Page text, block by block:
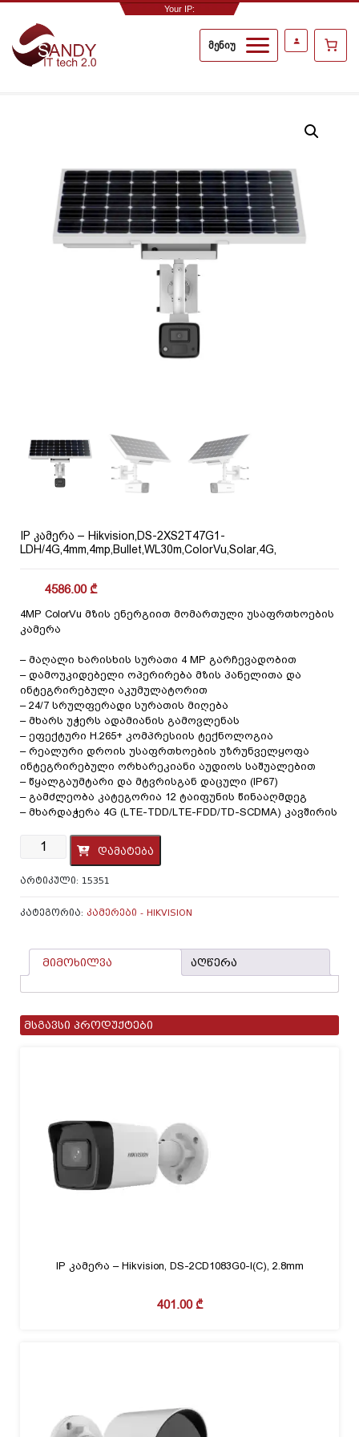
Your IP:
მენიუ
IP კამერა – Hikvision,DS-2XS2T47G1-
LDH/4G,4mm,4mp,Bullet,WL30m,ColorVu,Solar,4G,
4586.00₾
4MP ColorVu მზის ენერგიით მომართული უსაფრთხოების
კამერა
– მაღალი ხარისხის სურათი 4 MP გარჩევადობით
– დამოუკიდებელი ოპერირება მზის პანელითა და
ინტეგრირებული აკუმულატორით
– 24/7 სრულფერადი სურათის მიღება
– მხარს უჭერს ადამიანის გამოვლენას
– ეფექტური H.265+ კომპრესიის ტექნოლოგია
– რეალური დროის უსაფრთხოების უზრუნველყოფა
ინტეგრირებული ორხარეკიანი აუდიოს საშუალებით
– წყალგაუმტარი და მტვრისგან დაცული (IP67)
– გამძლეობა კატეგორია 12 ტაიფუნის წინააღმდეგ
– მხარდაჭერა 4G (LTE-TDD/LTE-FDD/TD-SCDMA) კავშირის
რაოდენობა:
-
2XS2T47G1-
დამატება
ᲐᲠᲢᲘᲙᲣᲚᲘ: 15351
ᲙᲐᲢᲔᲒᲝᲠᲘᲐ: ᲙᲐᲛᲔᲠᲔᲑᲘ - HIKVISION
მიმოხილვა აღწერა
მსგავსი პროდუქტები
IP კამერა – Hikvision, DS-2CD1083G0-I(C), 2.8mm
401.00₾